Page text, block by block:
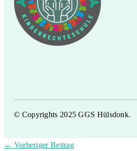
© Copyrights 2025 GGS Hülsdonk.
← Vorheriger Beitrag